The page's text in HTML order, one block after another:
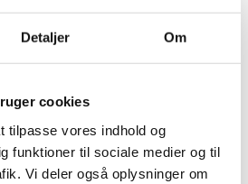
Detaljer Om
cookies
tilpasse vores indhold og
funktioner til sociale medier og til
Vi deler også oplysninger om
DENMARK